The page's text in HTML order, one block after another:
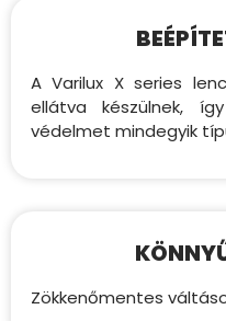
A Varilux X series
ellátva készülnek,
védelmet mindegyik
Zökkenőmentes